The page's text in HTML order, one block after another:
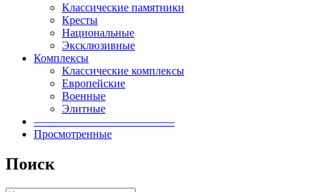
Классические памятники
Кресты
Национальные
Эксклюзивные
Комплексы
Классические комплексы
Европейские
Военные
Элитные
————————————–
Просмотренные
Поиск